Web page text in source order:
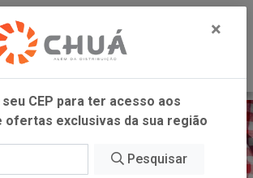
×
seu CEP para ter acesso aos
ofertas exclusivas da sua região
Pesquisar